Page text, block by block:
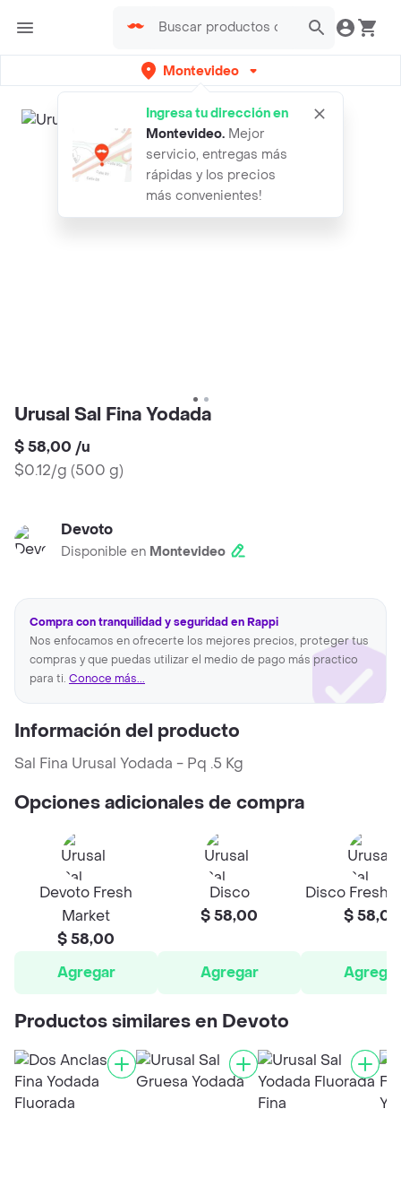
Montevideo
Ingresa tu dirección en
Montevideo. Mejor
servicio, entregas más
rápidas y los precios
más convenientes!
Urusal Sal Fina Yodada
$ 58,00 /u
$0.12/g (500 g)
Devoto
Disponible en Montevideo
Compra con tranquilidad y seguridad en Rappi
Nos enfocamos en ofrecerte los mejores precios, proteger tus
compras y que puedas utilizar el medio de pago más practico
para ti. Conoce más...
Información del producto
Sal Fina Urusal Yodada - Pq .5 Kg
Opciones adicionales de compra
Devoto Fresh
Market
$ 58,00
Agregar
Disco
$ 58,00
Agregar
Disco Fresh
$ 58,00
Agregar
Productos similares en Devoto